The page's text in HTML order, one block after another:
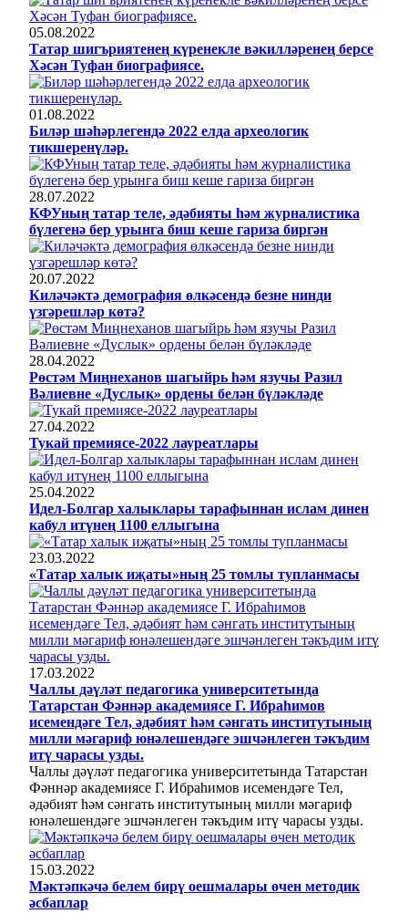
05.08.2022
Татар шигъриятенең күренекле вәкилләренең берсе
Хәсән Туфан биографиясе.
01.08.2022
Биләр шәһәрлегендә 2022 елда археологик
тикшеренүләр.
28.07.2022
КФУның татар теле, әдәбияты һәм журналистика
бүлегенә бер урынга биш кеше гариза биргән
20.07.2022
Киләчәктә демография өлкәсендә безне нинди
үзгәрешләр көтә?
28.04.2022
Рөстәм Миңнеханов шагыйрь һәм язучы Разил
Вәлиевне «Дуслык» ордены белән бүләкләде
27.04.2022
Тукай премиясе-2022 лауреатлары
25.04.2022
Идел-Болгар халыклары тарафыннан ислам динен
кабул итүнең 1100 еллыгына
23.03.2022
«Татар халык иҗаты»ның 25 томлы тупланмасы
17.03.2022
Чаллы дәүләт педагогика университетында
Татарстан Фәннәр академиясе Г. Ибраһимов
исемендәге Тел, әдәбият һәм сәнгать институтының
милли мәгариф юнәлешендәге эшчәнлеген тәкъдим
итү чарасы узды.
Чаллы дәүләт педагогика университетында Татарстан
Фәннәр академиясе Г. Ибраһимов исемендәге Тел,
әдәбият һәм сәнгать институтының милли мәгариф
юнәлешендәге эшчәнлеген тәкъдим итү чарасы узды.
15.03.2022
Мәктәпкәчә белем бирү оешмалары өчен методик
әсбаплар